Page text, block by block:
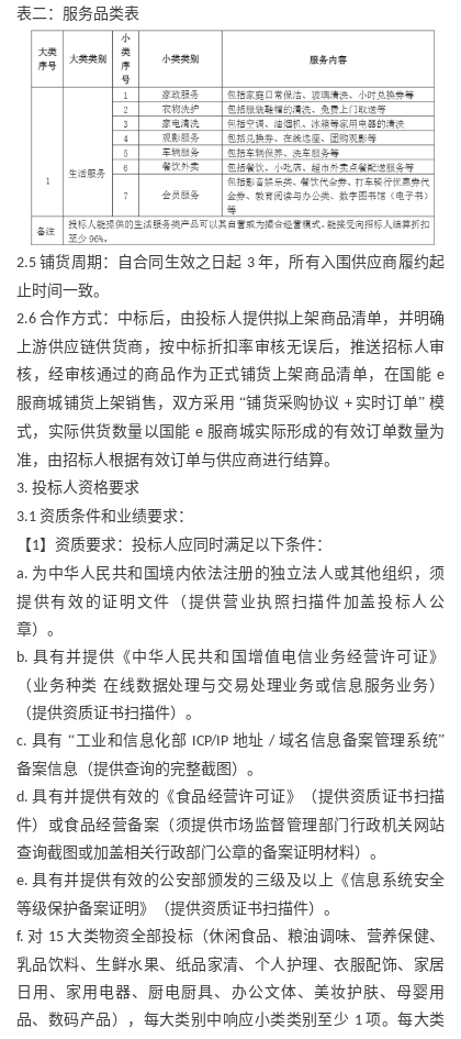
表二：服务品类表
2.5铺货周期：自合同生效之日起 3 年，所有入围供应商履约起
止时间一致。
2.6合作方式：中标后，由投标人提供拟上架商品清单，并明确
上游供应链供货商，按中标折扣率审核无误后，推送招标人审
核，经审核通过的商品作为正式铺货上架商品清单，在国能 e
服商城铺货上架销售，双方采用 “铺货采购协议 + 实时订单” 模
式，实际供货数量以国能e 服商城实际形成的有效订单数量为
准，由招标人根据有效订单与供应商进行结算。
3. 投标人资格要求
3.1 资质条件和业绩要求：
【1】资质要求：投标人应同时满足以下条件：
a. 为中华人民共和国境内依法注册的独立法人或其他组织，须
提供有效的证明文件（提供营业执照扫描件加盖投标人公
章）。
b.具有并提供《中华人民共和国增值电信业务经营许可证》
（业务种类 在线数据处理与交易处理业务或信息服务业务）
（提供资质证书扫描件）。
c. 具有 “工业和信息化部 ICP/IP 地址/ 域名信息备案管理系统”
备案信息（提供查询的完整截图）。
d.具有并提供有效的《食品经营许可证》（提供资质证书扫描
件）或食品经营备案（须提供市场监督管理部门行政机关网站
查询截图或加盖相关行政部门公章的备案证明材料）。
e.具有并提供有效的公安部颁发的三级及以上《信息系统安全
等级保护备案证明》（提供资质证书扫描件）。
f. 对 15大类物资全部投标（休闲食品、粮油调味、营养保健、
乳品饮料、生鲜水果、纸品家清、个人护理、衣服配饰、家居
日用、家用电器、厨电厨具、办公文体、美妆护肤、母婴用
品、数码产品），每大类别中响应小类类别至少 1项。每大类